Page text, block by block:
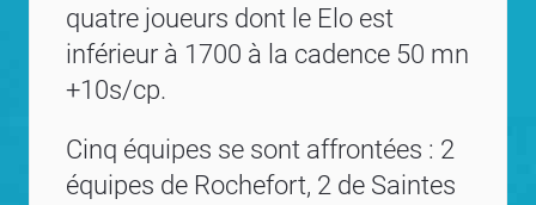
quatre joueurs dont le Elo est
inférieur à 1700 à la cadence 50 mn
+10s/cp.
Cinq équipes se sont affrontées : 2
équipes de Rochefort, 2 de Saintes